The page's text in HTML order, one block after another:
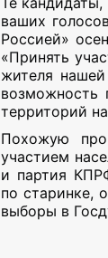
ваших
Россией»
«Принять
жителя
возможность
территорий
Похожую
участием
и партия
по старинке,
выборы в